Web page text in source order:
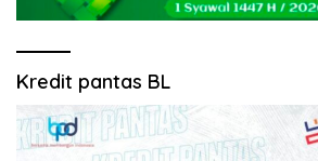
Kredit pantas BL